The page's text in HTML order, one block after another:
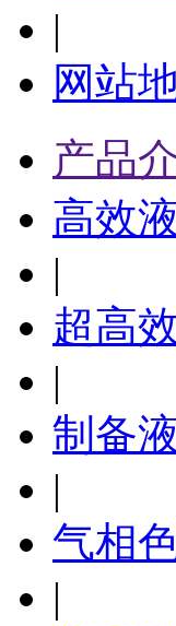
|
网站
产品
高效
|
超高
|
制备
|
气相
|